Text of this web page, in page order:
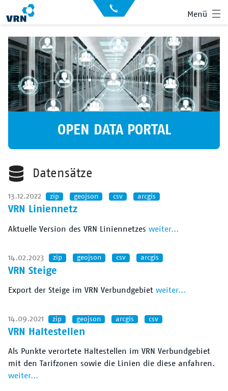
zum
Menü
Archiv
News
Showroom
Der VRN
Startseite
OPEN DATA PORTAL
Datensätze
13.12.2022 zip geojson csv arcgis
VRN Liniennetz
Aktuelle Version des VRN Liniennetzes weiter...
14.02.2023 zip geojson csv arcgis
VRN Steige
Export der Steige im VRN Verbundgebiet weiter...
14.09.2021 zip geojson arcgis csv
VRN Haltestellen
Als Punkte verortete Haltestellen im VRN Verbundgebiet
mit den Tarifzonen sowie die Linien die diese anfahren.
weiter...